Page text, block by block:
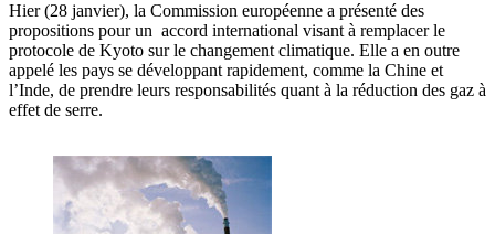
Hier (28 janvier), la Commission européenne a présenté des
propositions pour un accord international visant à remplacer le
protocole de Kyoto sur le changement climatique. Elle a en outre
appelé les pays se développant rapidement, comme la Chine et
l’Inde, de prendre leurs responsabilités quant à la réduction des gaz à
effet de serre.